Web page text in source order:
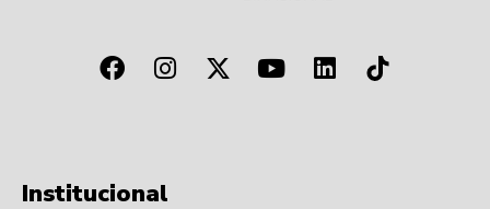
Institucional